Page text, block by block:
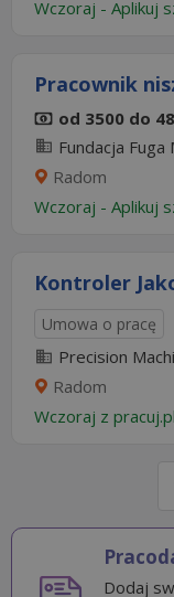
Wczoraj - Aplikuj
Pracownik
od 3500 do
Fundacja Fuga
Radom
Wczoraj - Aplikuj
Kontroler
Umowa o pracę
Precision
Radom
Wczoraj z pracuj.pl
Dodaj